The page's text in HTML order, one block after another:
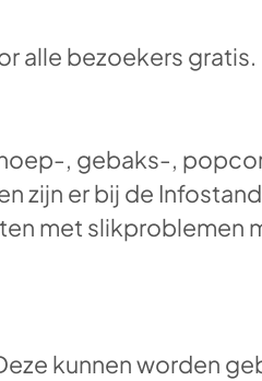
alle bezoekers gratis.
, gebaks-,
zijn er bij de Infostand
met slikproblemen
kunnen worden